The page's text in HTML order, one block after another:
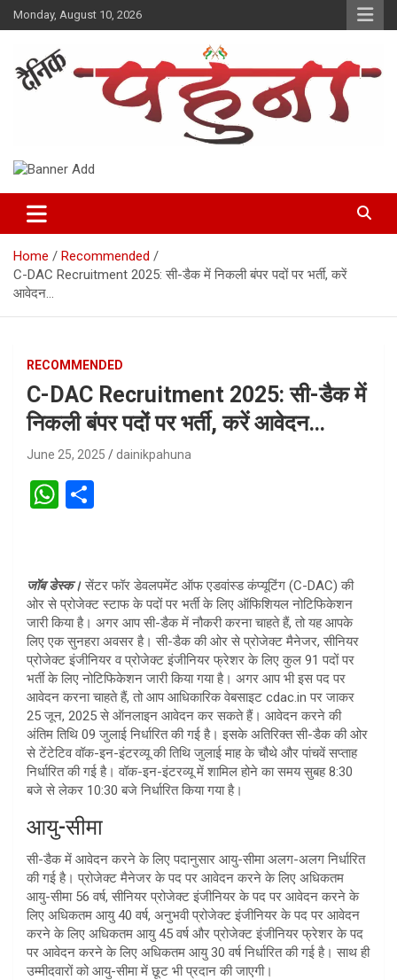
Skip
to
Monday, August 10, 2026
Dainik Pahuna
Home
Recommended
C-DAC Recruitment 2025: सी-डैक में निकली बंपर पदों पर भर्ती, करें
आवेदन…
RECOMMENDED
C-DAC Recruitment 2025: सी-डैक में
निकली बंपर पदों पर भर्ती, करें आवेदन…
June 25, 2025 dainikpahuna
W
s
A
p
p
e
जॉब डेस्क। सेंटर फॉर डेवलपमेंट ऑफ एडवांस्ड कंप्यूटिंग (C-DAC) की
ओर से प्रोजेक्ट स्टाफ के पदों पर भर्ती के लिए ऑफिशियल नोटिफिकेशन
जारी किया है। अगर आप सी-डैक में नौकरी करना चाहते हैं, तो यह आपके
लिए एक सुनहरा अवसर है। सी-डैक की ओर से प्रोजेक्ट मैनेजर, सीनियर
प्रोजेक्ट इंजीनियर व प्रोजेक्ट इंजीनियर फ्रेशर के लिए कुल 91 पदों पर
भर्ती के लिए नोटिफिकेशन जारी किया गया है। अगर आप भी इस पद पर
आवेदन करना चाहते हैं, तो आप आधिकारिक वेबसाइट cdac.in पर जाकर
25 जून, 2025 से ऑनलाइन आवेदन कर सकते हैं। आवेदन करने की
अंतिम तिथि 09 जुलाई निर्धारित की गई है। इसके अतिरिक्त सी-डैक की ओर
से टेंटेटिव वॉक-इन-इंटरव्यू की तिथि जुलाई माह के चौथे और पांचवें सप्ताह
निर्धारित की गई है। वॉक-इन-इंटरव्यू में शामिल होने का समय सुबह 8:30
बजे से लेकर 10:30 बजे निर्धारित किया गया है।
आयु-सीमा
सी-डैक में आवेदन करने के लिए पदानुसार आयु-सीमा अलग-अलग निर्धारित
की गई है। प्रोजेक्ट मैनेजर के पद पर आवेदन करने के लिए अधिकतम
आयु-सीमा 56 वर्ष, सीनियर प्रोजेक्ट इंजीनियर के पद पर आवेदन करने के
लिए अधिकतम आयु 40 वर्ष, अनुभवी प्रोजेक्ट इंजीनियर के पद पर आवेदन
करने के लिए अधिकतम आयु 45 वर्ष और प्रोजेक्ट इंजीनियर फ्रेशर के पद
पर आवेदन करने के लिए अधिकतम आयु 30 वर्ष निर्धारित की गई है। साथ ही
उम्मीदवारों को आयु-सीमा में छूट भी प्रदान की जाएगी।